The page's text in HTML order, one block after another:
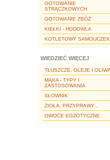
GOTOWANIE
STRĄCZKOWYCH
GOTOWANIE ZBÓŻ
KIEŁKI - HODOWLA
KOTLETOWY SAMOUCZEK
WIEDZIEĆ WIĘCEJ
TŁUSZCZE, OLEJE I OLIWA
MĄKA - TYPY I
ZASTOSOWANIA
SŁOWNIK
ZIOŁA, PRZYPRAWY...
OWOCE EGZOTYCZNE